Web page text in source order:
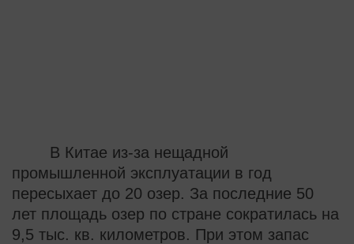
В Китае из-за нещадной
промышленной эксплуатации в год
пересыхает до 20 озер. За последние 50
лет площадь озер по стране сократилась на
9,5 тыс. кв. километров. При этом запас